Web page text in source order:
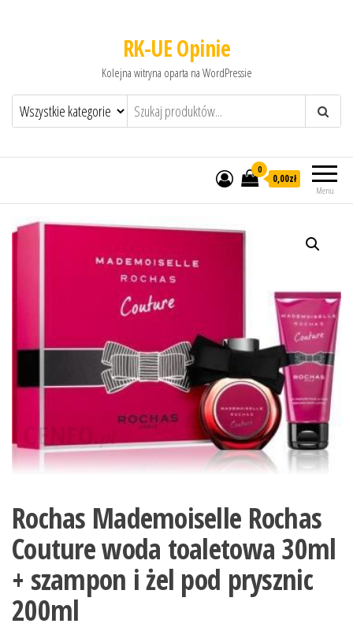
RK-UE Opinie
Kolejna witryna oparta na WordPressie
Menu
0
0,00zł
Rochas Mademoiselle Rochas
Couture woda toaletowa 30ml
+ szampon i żel pod prysznic
200ml